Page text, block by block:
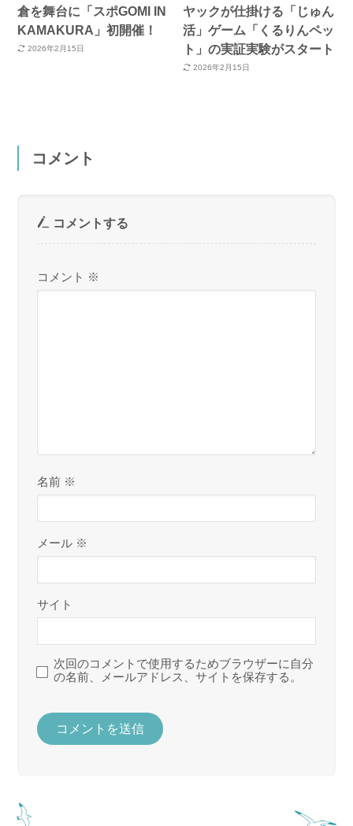
倉を舞台に「スポGOMI IN
KAMAKURA」初開催！
2026年2月15日
ヤックが仕掛ける「じゅん
活」ゲーム「くるりんペッ
ト」の実証実験がスタート
2026年2月15日
コメント
コメントする
コメント ※
名前 ※
メール ※
サイト
次回のコメントで使用するためブラウザーに自分
の名前、メールアドレス、サイトを保存する。